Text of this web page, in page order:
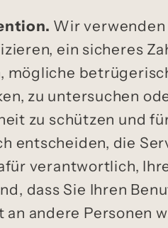
Wir
ein sicheres
zu untersuchen
zu schützen und
entscheiden, die
verantwortlich,
dass Sie Ihren
andere Personen